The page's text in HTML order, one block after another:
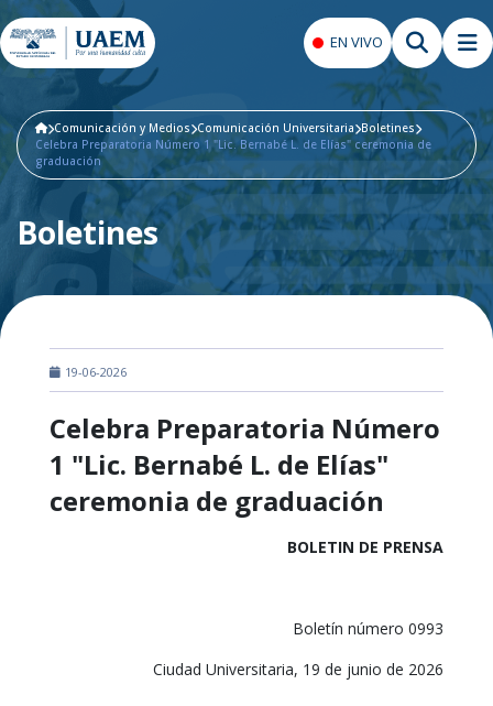
EN VIVO
Comunicación y Medios Comunicación Universitaria Boletines
Celebra Preparatoria Número 1 "Lic. Bernabé L. de Elías" ceremonia de
graduación
Boletines
19-06-2026
Celebra Preparatoria Número
1 "Lic. Bernabé L. de Elías"
ceremonia de graduación
BOLETIN DE PRENSA
Boletín número 0993
Ciudad Universitaria, 19 de junio de 2026